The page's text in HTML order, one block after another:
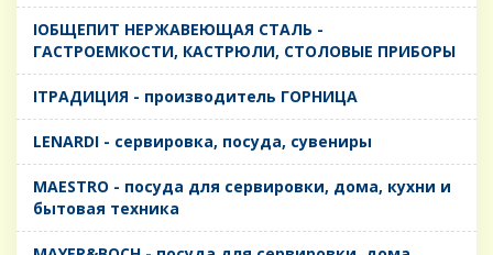
IОБЩЕПИТ НЕРЖАВЕЮЩАЯ СТАЛЬ -
ГАСТРОЕМКОСТИ, КАСТРЮЛИ, СТОЛОВЫЕ ПРИБОРЫ
IТРАДИЦИЯ - производитель ГОРНИЦА
LENARDI - сервировка, посуда, сувениры
MAESTRO - посуда для сервировки, дома, кухни и
бытовая техника